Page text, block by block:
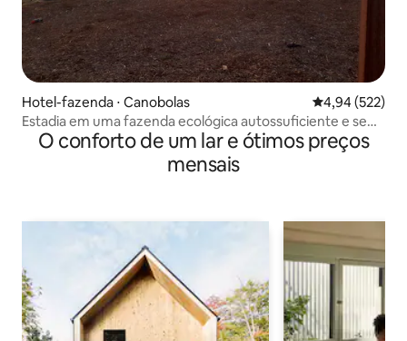
Hotel-fazenda ⋅ Canobolas 4,94 de uma
4,94 (522)
Estadia em uma fazenda ecológica autossuficiente e sem
energia pública
O conforto de um lar e ótimos preços
mensais